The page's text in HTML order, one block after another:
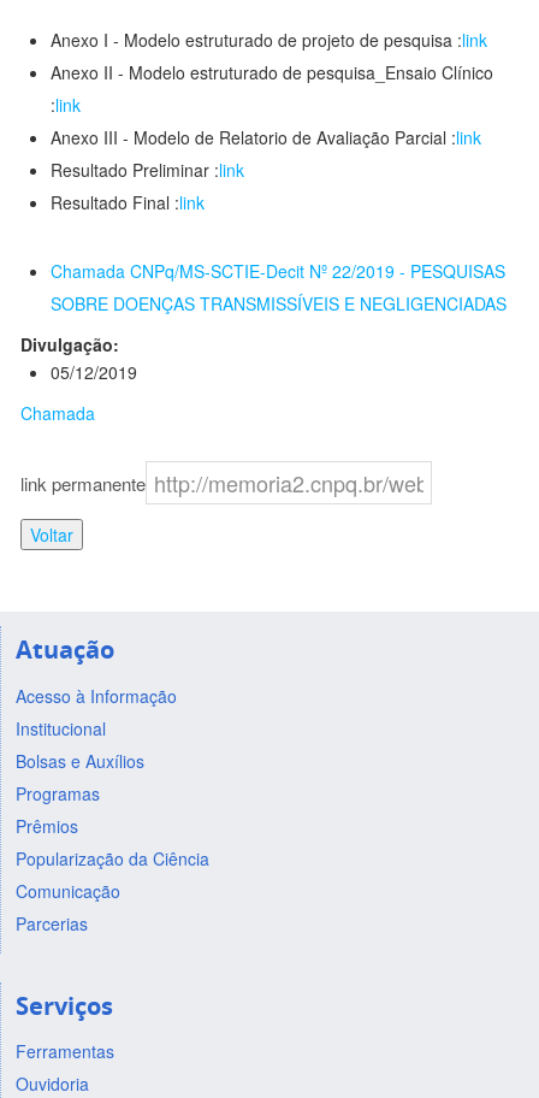
Anexo I - Modelo estruturado de projeto de pesquisa :link
Anexo II - Modelo estruturado de pesquisa_Ensaio Clínico
:link
Anexo III - Modelo de Relatorio de Avaliação Parcial :link
Resultado Preliminar :link
Resultado Final :link
Chamada CNPq/MS-SCTIE-Decit Nº 22/2019 - PESQUISAS
SOBRE DOENÇAS TRANSMISSÍVEIS E NEGLIGENCIADAS
Divulgação:
05/12/2019
Chamada
link permanente
Voltar
Atuação
Acesso à Informação
Institucional
Bolsas e Auxílios
Programas
Prêmios
Popularização da Ciência
Comunicação
Parcerias
Serviços
Ferramentas
Ouvidoria